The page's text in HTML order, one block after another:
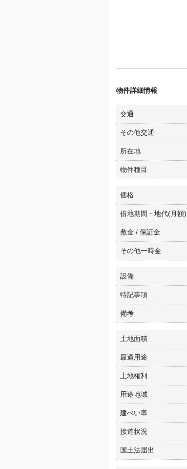
物件詳細情報
交通
その他交通
所在地
物件種目
価格
借地期間・地代(月額)
敷金 / 保証金
その他一時金
設備
特記事項
備考
土地面積
最適用途
土地権利
用途地域
建ぺい率
接道状況
国土法届出